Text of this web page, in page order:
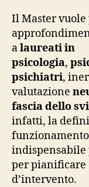
Il Master
alaureati in
psicologia,
psichiatri,
valutazione
fascia dello
infatti, la
indispensabile
per pianificare
d’intervento.